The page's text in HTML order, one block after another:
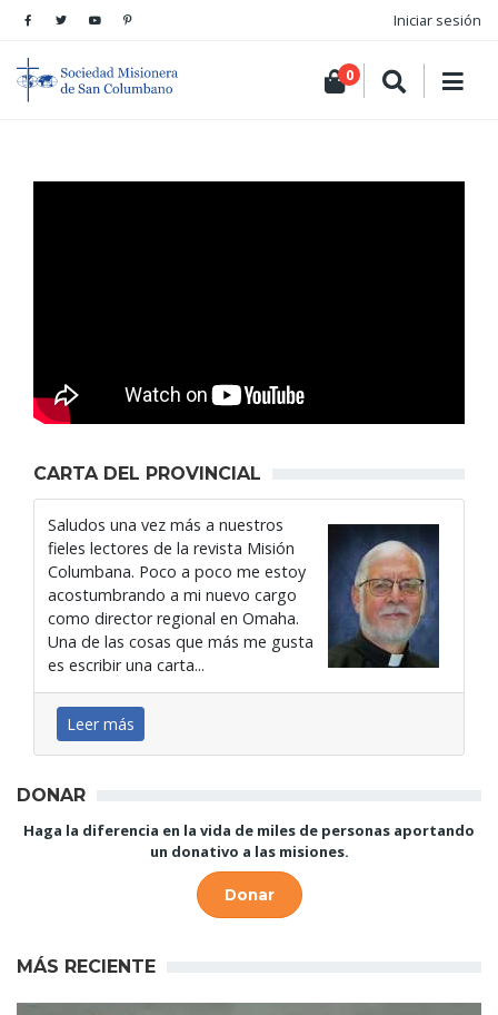
Iniciar sesión
0
CARTA DEL PROVINCIAL
Saludos una vez más a nuestros
fieles lectores de la revista Misión
Columbana. Poco a poco me estoy
acostumbrando a mi nuevo cargo
como director regional en Omaha.
Una de las cosas que más me gusta
es escribir una carta...
Leer más
DONAR
Haga la diferencia en la vida de miles de personas aportando
un donativo a las misiones.
Donar
MÁS RECIENTE